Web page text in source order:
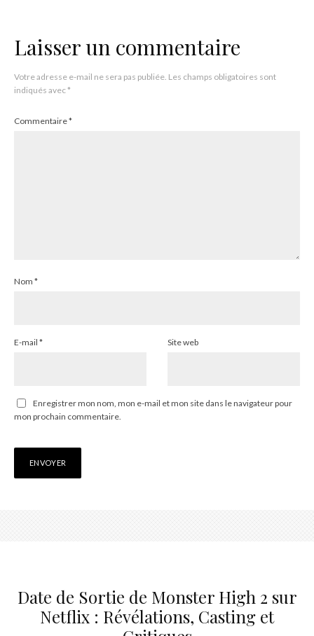
Laisser un commentaire
Votre adresse e-mail ne sera pas publiée. Les champs obligatoires sont
indiqués avec*
Commentaire*
Nom *
E-mail * Site web
Enregistrer mon nom, mon e-mail et mon site dans le navigateur pour
mon prochain commentaire.
Date de Sortie de Monster High 2 sur
Netflix : Révélations, Casting et